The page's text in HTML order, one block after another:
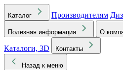
Каталог Производителям
Полезная информация О
Каталоги, 3D
Контакты
Назад к меню